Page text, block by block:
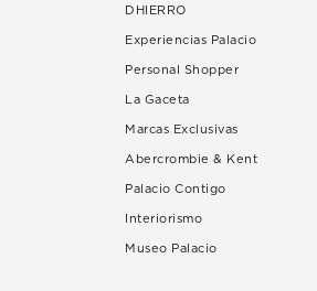
DHIERRO
Experiencias Palacio
Personal Shopper
La Gaceta
Marcas Exclusivas
Abercrombie & Kent
Palacio Contigo
Interiorismo
Museo Palacio